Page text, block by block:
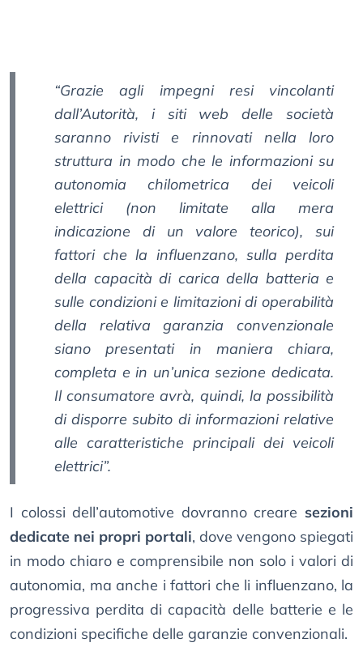
“Grazie agli impegni resi vincolanti
dall’Autorità, i siti web delle società
saranno rivisti e rinnovati nella loro
struttura in modo che le informazioni su
autonomia chilometrica dei veicoli
elettrici (non limitate alla mera
indicazione di un valore teorico), sui
fattori che la influenzano, sulla perdita
della capacità di carica della batteria e
sulle condizioni e limitazioni di operabilità
della relativa garanzia convenzionale
siano presentati in maniera chiara,
completa e in un’unica sezione dedicata.
Il consumatore avrà, quindi, la possibilità
di disporre subito di informazioni relative
alle caratteristiche principali dei veicoli
elettrici”.
I colossi dell’automotive dovranno creare sezioni
dedicate nei propri portali, dove vengono spiegati
in modo chiaro e comprensibile non solo i valori di
autonomia, ma anche i fattori che li influenzano, la
progressiva perdita di capacità delle batterie e le
condizioni specifiche delle garanzie convenzionali.